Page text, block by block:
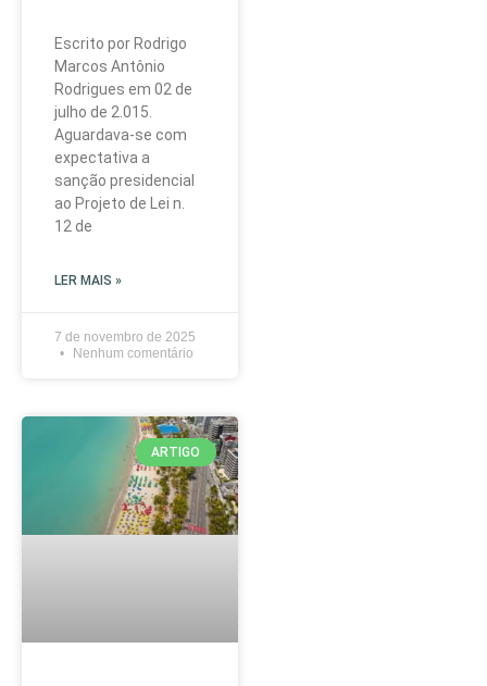
Escrito por Rodrigo
Marcos Antônio
Rodrigues em 02 de
julho de 2.015.
Aguardava-se com
expectativa a
sanção presidencial
ao Projeto de Lei n.
12 de
LER MAIS »
7 de novembro de 2025
Nenhum comentário
ARTIGO